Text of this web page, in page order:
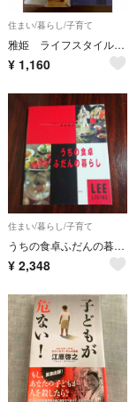
住まい/暮らし/子育て
雅姫 ライフスタイル本 3冊セット「SENS de MASAKI 」「やさしい生活やさしい時間」「私の好きな「暮らし」のかたち」
¥ 1,160
住まい/暮らし/子育て
うちの食卓ふだんの暮らし
¥ 2,348